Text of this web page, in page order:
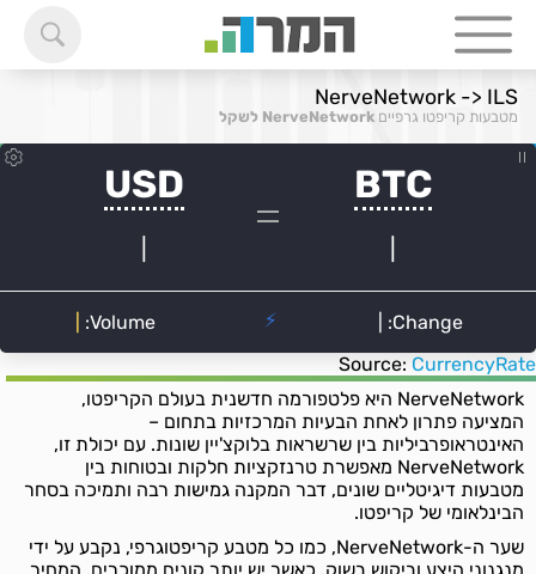
NerveNetwork -> ILS
מטבעות קריפטו גרפיים NerveNetwork לשקל
Source: CurrencyRate
NerveNetwork היא פלטפורמה חדשנית בעולם הקריפטו,
המציעה פתרון לאחת הבעיות המרכזיות בתחום –
האינטראופרביליות בין שרשראות בלוקצ'יין שונות. עם יכולת זו,
NerveNetwork מאפשרת טרנזקציות חלקות ובטוחות בין
מטבעות דיגיטליים שונים, דבר המקנה גמישות רבה ותמיכה בסחר
הבינלאומי של קריפטו.
שער ה-NerveNetwork, כמו כל מטבע קריפטוגרפי, נקבע על ידי